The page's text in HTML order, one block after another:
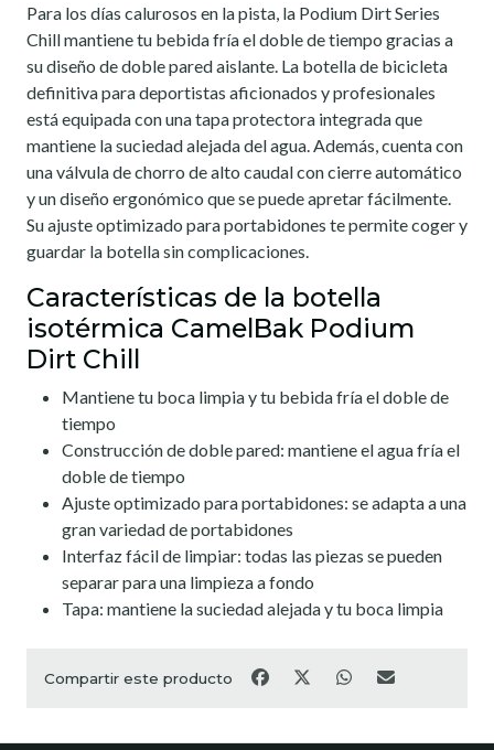
Para los días calurosos en la pista, la Podium Dirt Series
Chill mantiene tu bebida fría el doble de tiempo gracias a
su diseño de doble pared aislante. La botella de bicicleta
definitiva para deportistas aficionados y profesionales
está equipada con una tapa protectora integrada que
mantiene la suciedad alejada del agua. Además, cuenta con
una válvula de chorro de alto caudal con cierre automático
y un diseño ergonómico que se puede apretar fácilmente.
Su ajuste optimizado para portabidones te permite coger y
guardar la botella sin complicaciones.
Características de la botella
isotérmica CamelBak Podium
Dirt Chill
Mantiene tu boca limpia y tu bebida fría el doble de
tiempo
Construcción de doble pared: mantiene el agua fría el
doble de tiempo
Ajuste optimizado para portabidones: se adapta a una
gran variedad de portabidones
Interfaz fácil de limpiar: todas las piezas se pueden
separar para una limpieza a fondo
Tapa: mantiene la suciedad alejada y tu boca limpia
Compartir este producto